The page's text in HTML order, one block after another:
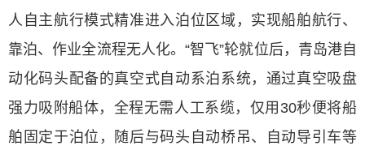
人自主航行模式精准进入泊位区域，实现船舶航行、
靠泊、作业全流程无人化。“智飞”轮就位后，青岛港自
动化码头配备的真空式自动系泊系统，通过真空吸盘
强力吸附船体，全程无需人工系缆，仅用30秒便将船
舶固定于泊位，随后与码头自动桥吊、自动导引车等